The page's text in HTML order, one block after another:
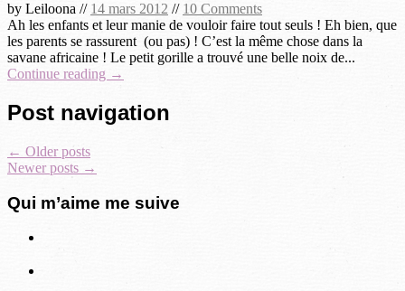
by Leiloona // 14 mars 2012 // 10 Comments
Ah les enfants et leur manie de vouloir faire tout seuls ! Eh bien, que
les parents se rassurent (ou pas) ! C’est la même chose dans la
savane africaine ! Le petit gorille a trouvé une belle noix de...
Continue reading →
Post navigation
← Older posts
Newer posts →
Qui m’aime me suive